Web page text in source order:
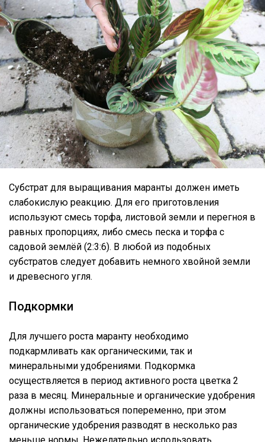
Субстрат для выращивания маранты должен иметь
слабокислую реакцию. Для его приготовления
используют смесь торфа, листовой земли и перегноя в
равных пропорциях, либо смесь песка и торфа с
садовой землёй (2:3:6). В любой из подобных
субстратов следует добавить немного хвойной земли
и древесного угля.
Подкормки
Для лучшего роста маранту необходимо
подкармливать как органическими, так и
минеральными удобрениями. Подкормка
осуществляется в период активного роста цветка 2
раза в месяц. Минеральные и органические удобрения
должны использоваться попеременно, при этом
органические удобрения разводят в несколько раз